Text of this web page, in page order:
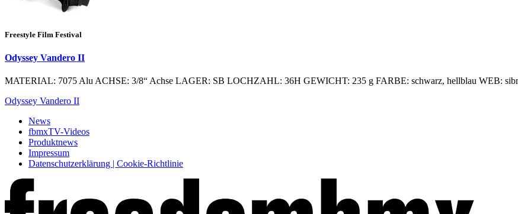
Freestyle Film Festival
Odyssey Vandero II
MATERIAL: 7075 Alu ACHSE: 3/8“ Achse LAGER: SB LOCHZAHL: 36H GEWICHT: 235 g FARBE: schwarz, hellblau WEB:
Odyssey Vandero II
News
fbmxTV-Videos
Produktnews
Impressum
Datenschutzerklärung | Cookie-Richtlinie